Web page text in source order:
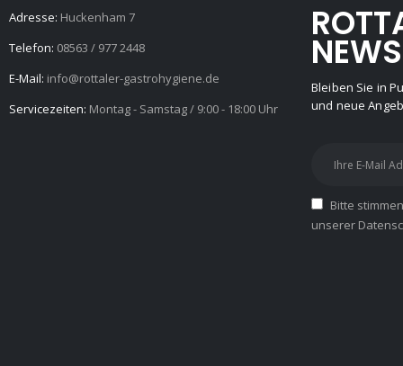
Adresse: Huckenham 7
Telefon: 08563 / 977 2448
E-Mail: info@rottaler-gastrohygiene.de
Servicezeiten: Montag - Samstag / 9:00 - 18:00 Uhr
Bleiben Sie in
und neue
Bitte
unserer